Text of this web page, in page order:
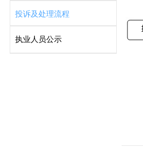
投诉及处理流程
执业人员公示